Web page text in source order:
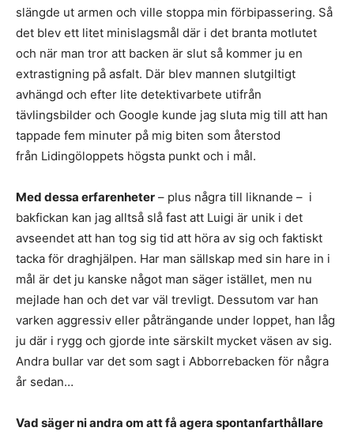
slängde ut armen och ville stoppa min förbipassering. Så
det blev ett litet minislagsmål där i det branta motlutet
och när man tror att backen är slut så kommer ju en
extrastigning på asfalt. Där blev mannen slutgiltigt
avhängd och efter lite detektivarbete utifrån
tävlingsbilder och Google kunde jag sluta mig till att han
tappade fem minuter på mig biten som återstod
från Lidingöloppets högsta punkt och i mål.
Med dessa erfarenheter – plus några till liknande – i
bakfickan kan jag alltså slå fast att Luigi är unik i det
avseendet att han tog sig tid att höra av sig och faktiskt
tacka för draghjälpen. Har man sällskap med sin hare in i
mål är det ju kanske något man säger istället, men nu
mejlade han och det var väl trevligt. Dessutom var han
varken aggressiv eller påträngande under loppet, han låg
ju där i rygg och gjorde inte särskilt mycket väsen av sig.
Andra bullar var det som sagt i Abborrebacken för några
år sedan…
Vad säger ni andra om att få agera spontanfarthållare